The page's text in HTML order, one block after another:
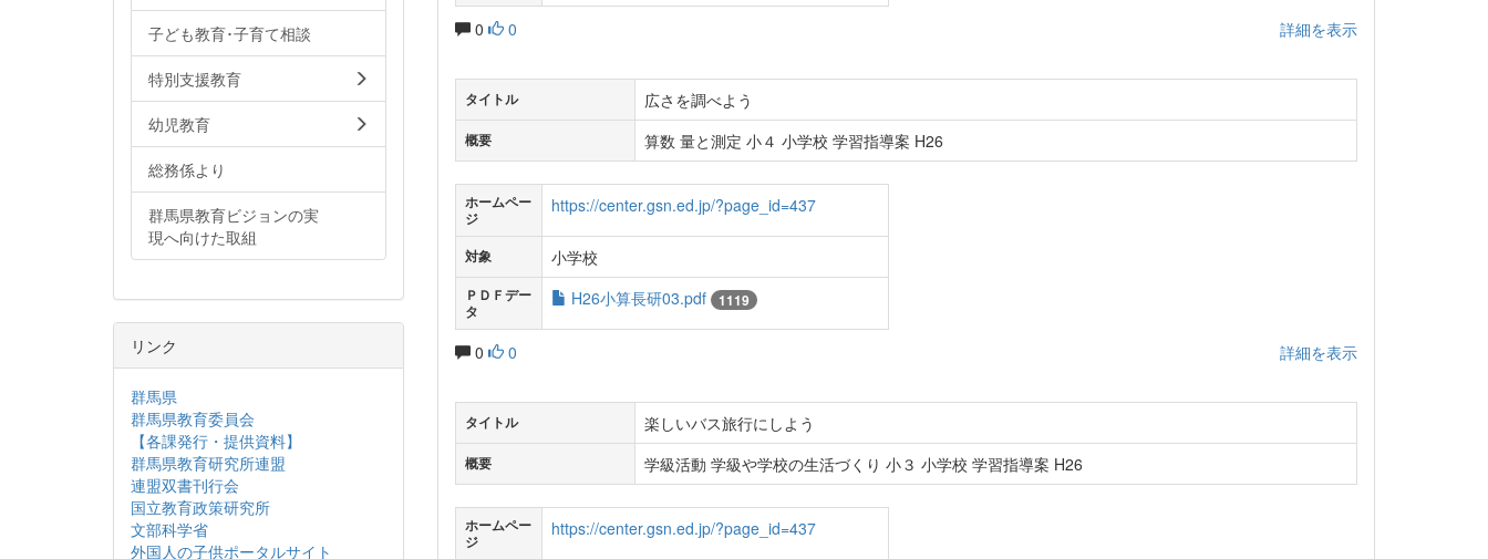
0 0 詳細を表示
タイトル 広さを調べよう
概要 算数 量と測定 小４ 小学校 学習指導案 H26
ホームペー
ジ
https://center.gsn.ed.jp/?page_id=437
対象 小学校
ＰＤＦデー
タ
H26小算長研03.pdf 1119
0 0 詳細を表示
タイトル 楽しいバス旅行にしよう
概要 学級活動 学級や学校の生活づくり 小３ 小学校 学習指導案 H26
ホームペー
ジ
https://center.gsn.ed.jp/?page_id=437
子ども教育･子育て相談
特別支援教育
幼児教育
総務係より
群馬県教育ビジョンの実
現へ向けた取組
リンク
群馬県
群馬県教育委員会
【各課発行・提供資料】
群馬県教育研究所連盟
連盟双書刊行会
国立教育政策研究所
文部科学省
外国人の子供ポータルサイト